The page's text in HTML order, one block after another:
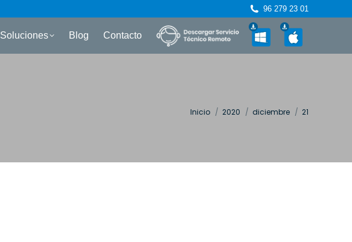
96 279 23 01
Soluciones Blog Contacto
Estás aquí:
Inicio 2020 diciembre 21